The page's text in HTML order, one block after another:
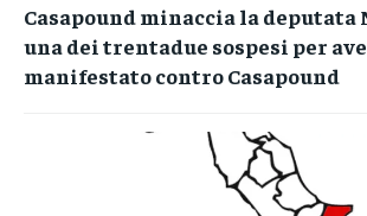
Casapound minaccia la deputata
una dei trentadue sospesi per
manifestato contro Casapound